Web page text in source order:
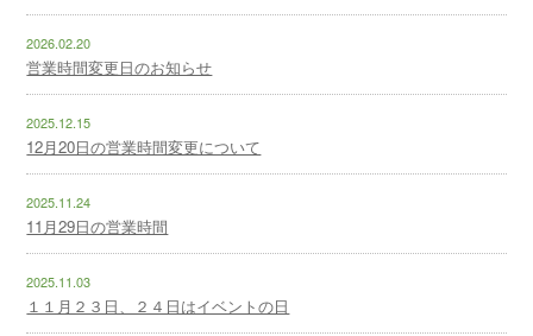
2026.02.20
営業時間変更日のお知らせ
2025.12.15
12月20日の営業時間変更について
2025.11.24
11月29日の営業時間
2025.11.03
１１月２３日、２４日はイベントの日